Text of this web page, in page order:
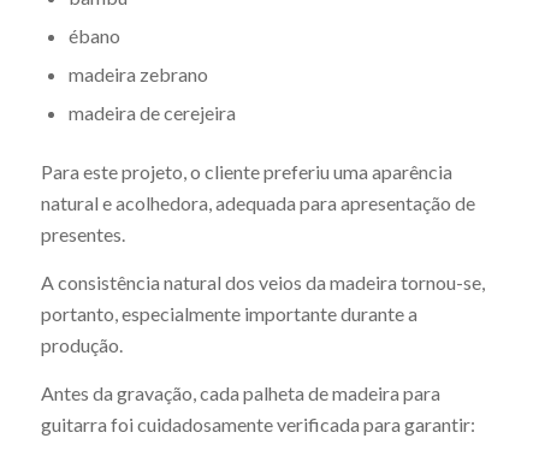
ébano
madeira zebrano
madeira de cerejeira
Para este projeto, o cliente preferiu uma aparência
natural e acolhedora, adequada para apresentação de
presentes.
A consistência natural dos veios da madeira tornou-se,
portanto, especialmente importante durante a
produção.
Antes da gravação, cada palheta de madeira para
guitarra foi cuidadosamente verificada para garantir: